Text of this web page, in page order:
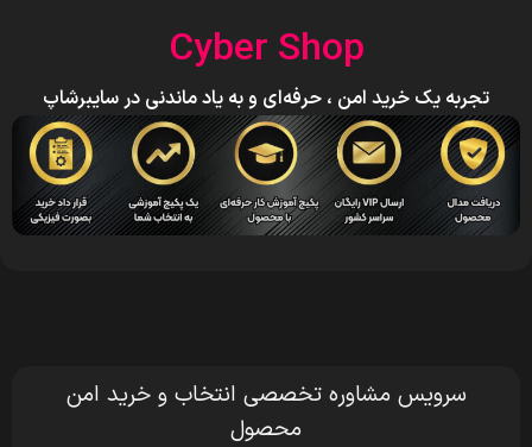
Cyber Shop
تجربه یک خرید امن ، حرفه‌ای و به یاد ماندنی در سایبرشاپ
سرویس مشاوره تخصصی انتخاب و خرید امن
محصول